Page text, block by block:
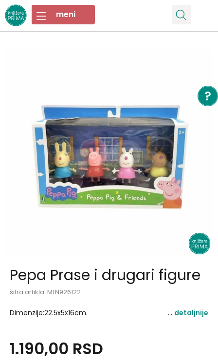
Pepa Prase i drugari figure
šifra artikla: MLN926122
Dimenzije:22.5x5x16cm. detaljnije
1.190,00 RSD